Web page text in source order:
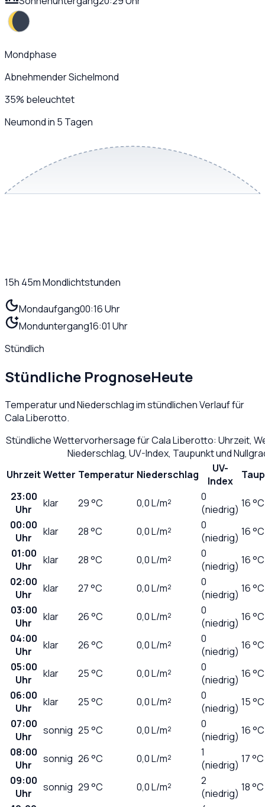
Mondphase
Abnehmender Sichelmond
35% beleuchtet
Neumond in 5 Tagen
15h 45mMondlichtstunden
Mondaufgang00:16 Uhr
Monduntergang16:01 Uhr
Stündlich
Stündliche PrognoseHeute
Temperatur und Niederschlag im stündlichen Verlauf für
Cala Liberotto.
Stündliche Wettervorhersage fürCala Liberotto: Uhrzeit,
Niederschlag, UV-Index, Taupunkt und
UhrzeitWetter Temperatur Niederschlag
UV-
Index
23:00
Uhr
klar 29°C 0,0L/m²
0
(niedrig) 16 °C
00:00
Uhr
klar 28°C 0,0L/m²
0
(niedrig) 16 °C
01:00
Uhr
klar 28°C 0,0L/m²
0
(niedrig) 16 °C
02:00
Uhr
klar 27°C 0,0L/m²
0
(niedrig) 16 °C
03:00
Uhr
klar 26°C 0,0L/m²
0
(niedrig) 16 °C
04:00
Uhr
klar 26°C 0,0L/m²
0
(niedrig) 16 °C
05:00
Uhr
klar 25°C 0,0L/m²
0
(niedrig) 16 °C
06:00
Uhr
klar 25°C 0,0L/m²
0
(niedrig) 15 °C
07:00
Uhr
sonnig 25°C 0,0L/m²
0
(niedrig) 16 °C
08:00
Uhr
sonnig 26°C 0,0L/m²
1
(niedrig) 17 °C
09:00
Uhr
sonnig 29°C 0,0L/m²
2
(niedrig) 18 °C